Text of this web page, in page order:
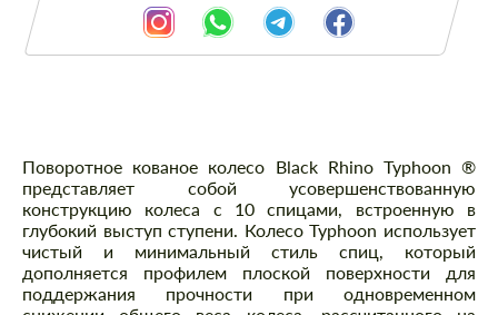
Описание
Поворотное кованое колесо Black Rhino Typhoon ®
представляет собой усовершенствованную
конструкцию колеса с 10 спицами, встроенную в
глубокий выступ ступени. Колесо Typhoon использует
чистый и минимальный стиль спиц, который
дополняется профилем плоской поверхности для
поддержания прочности при одновременном